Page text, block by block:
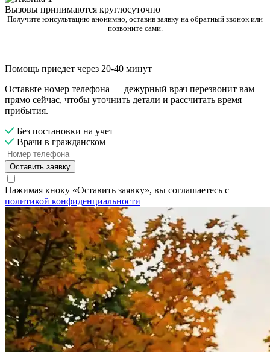
Вызовы принимаются круглосуточно
Получите консультацию анонимно, оставив заявку на обратный звонок или
позвоните сами.
Помощь приедет через 20-40 минут
Оставьте номер телефона — дежурный врач перезвонит вам
прямо сейчас, чтобы уточнить детали и рассчитать время
прибытия.
Без постановки на учет
Врачи в гражданском
Оставить заявку
Нажимая кноку «Оставить заявку», вы соглашаетесь с
политикой конфиденциальности